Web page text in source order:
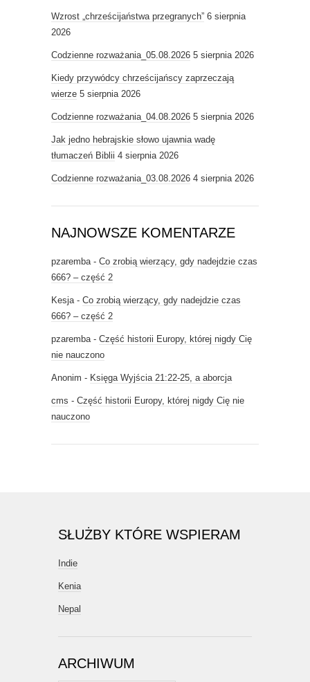
Wzrost „chrześcijaństwa przegranych” 6 sierpnia
2026
Codzienne rozważania_05.08.2026 5 sierpnia 2026
Kiedy przywódcy chrześcijańscy zaprzeczają
wierze 5 sierpnia 2026
Codzienne rozważania_04.08.2026 5 sierpnia 2026
Jak jedno hebrajskie słowo ujawnia wadę
tłumaczeń Biblii 4 sierpnia 2026
Codzienne rozważania_03.08.2026 4 sierpnia 2026
NAJNOWSZE KOMENTARZE
pzaremba- Co zrobią wierzący, gdy nadejdzie czas
666? – część 2
Kesja- Co zrobią wierzący, gdy nadejdzie czas
666? – część 2
pzaremba- Część historii Europy, której nigdy Cię
nie nauczono
Anonim - Księga Wyjścia 21:22-25, a aborcja
cms - Część historii Europy, której nigdy Cię nie
nauczono
SŁUŻBY KTÓRE WSPIERAM
Indie
Kenia
Nepal
ARCHIWUM